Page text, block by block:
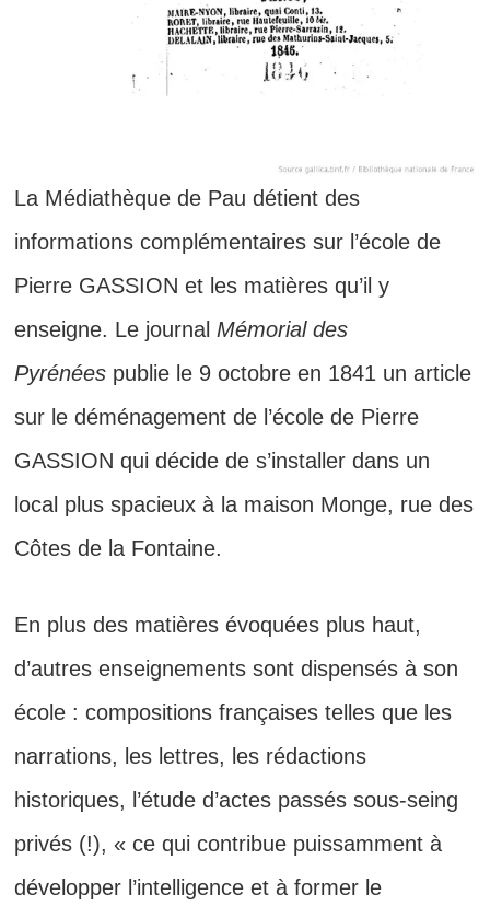
La Médiathèque de Pau détient des
informations complémentaires sur l’école de
Pierre GASSION et les matières qu’il y
enseigne. Le journal Mémorial des
Pyrénées publie le 9 octobre en 1841 un article
sur le déménagement de l’école de Pierre
GASSION qui décide de s’installer dans un
local plus spacieux à la maison Monge, rue des
Côtes de la Fontaine.
En plus des matières évoquées plus haut,
d’autres enseignements sont dispensés à son
école : compositions françaises telles que les
narrations, les lettres, les rédactions
historiques, l’étude d’actes passés sous-seing
privés (!), « ce qui contribue puissamment à
développer l’intelligence et à former le